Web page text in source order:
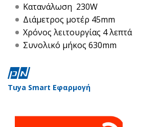
Κατανάλωση 230W
Διάμετρος μοτέρ 45mm
Χρόνος λειτουργίας 4 λεπτά
Συνολικό μήκος 630mm
Tuya Smart Εφαρμογή